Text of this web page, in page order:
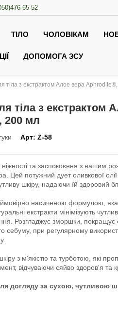
65-52
ТІЛО ЧОЛОВІКАМ
ДОПОМОГА ЗСУ
тіла з екстрактом Алое вера
тіла з екстрактом
200 мл
Арт: Z-58
ніжності та заспокоєння з нашим
Цей потужний дует оливкової олії
шкіру, надаючи їй здоровий
насиченою формулою,
екстракти мінімізують
Розгладжує зморшки, покращує
себуму, при регулярному
з м'якістю та турботою, які
відчуваючи сяйво здоров'я та
догляду за сухою, чутливою